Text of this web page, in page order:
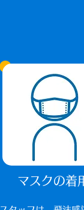
マスクの着